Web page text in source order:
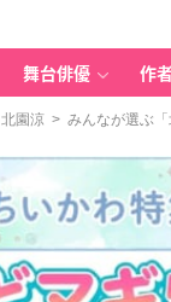
舞台俳優 作
北園涼 > みんなが選ぶ